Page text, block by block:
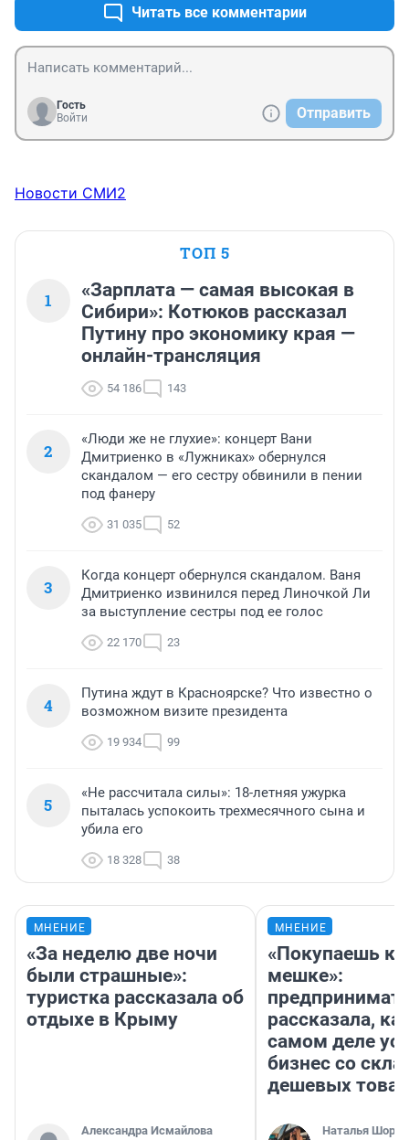
Читать все комментарии
Гость
Войти
Отправить
Новости СМИ2
ТОП 5
1
«Зарплата — самая высокая в
Сибири»: Котюков рассказал
Путину про экономику края —
онлайн-трансляция
54 186 143
2
«Люди же не глухие»: концерт Вани
Дмитриенко в «Лужниках» обернулся
скандалом — его сестру обвинили в пении
под фанеру
31 035 52
3
Когда концерт обернулся скандалом. Ваня
Дмитриенко извинился перед Линочкой Ли
за выступление сестры под ее голос
22 170 23
4
Путина ждут в Красноярске? Что известно о
возможном визите президента
19 934 99
5
«Не рассчитала силы»: 18-летняя ужурка
пыталась успокоить трехмесячного сына и
убила его
18 328 38
МНЕНИЕ
«За неделю две ночи
были страшные»:
туристка рассказала об
отдыхе в Крыму
Александра Исмайлова
МНЕНИЕ
«Покупаешь
мешке»:
рассказала,
самом деле
бизнес со
дешевых
Наталья